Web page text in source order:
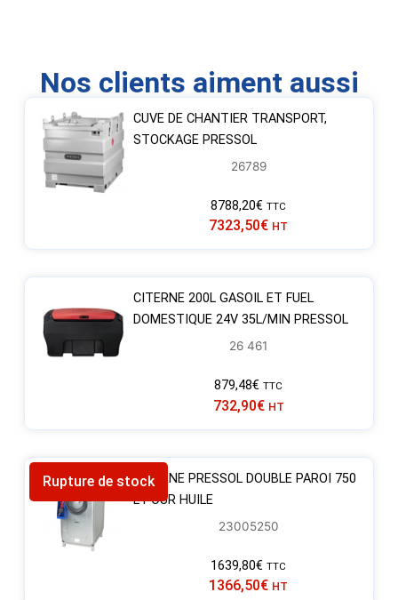
Nos clients aiment aussi
CUVE DE CHANTIER TRANSPORT,
STOCKAGE PRESSOL
26789
8788,20€ TTC
7323,50€ HT
CITERNE 200L GASOIL ET FUEL
DOMESTIQUE 24V 35L/MIN PRESSOL
26 461
879,48€ TTC
732,90€ HT
Rupture de stockCITERNE PRESSOL DOUBLE PAROI 750
L POUR HUILE
23005250
1639,80€ TTC
1366,50€ HT